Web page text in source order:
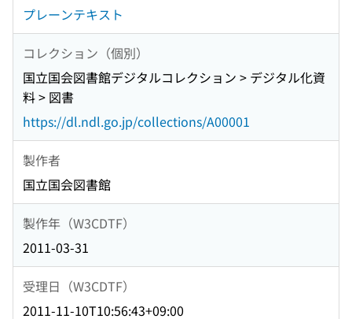
プレーンテキスト
コレクション（個別）
国立国会図書館デジタルコレクション > デジタル化資
料 > 図書
https://dl.ndl.go.jp/collections/A00001
製作者
国立国会図書館
製作年（W3CDTF）
2011-03-31
受理日（W3CDTF）
2011-11-10T10:56:43+09:00